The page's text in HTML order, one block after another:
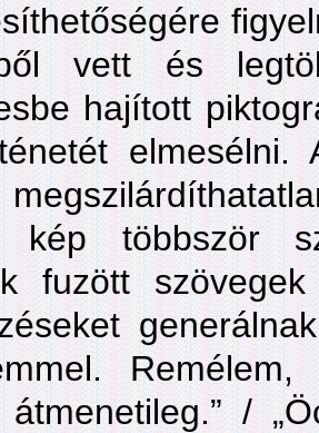
vett és
hajított
elmesélni.
kép többször
fuzött
átmenetileg.” /